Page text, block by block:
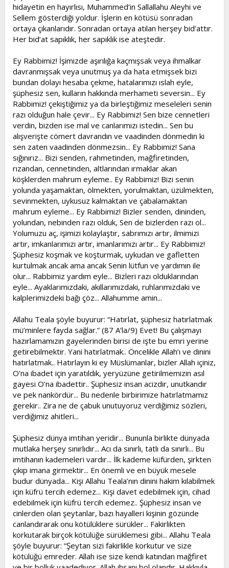
hidayetin en hayırlısı, Muhammed’in Sallallahu Aleyhi ve
Sellem gösterdiği yoldur. İşlerin en kötüsü sonradan
ortaya çıkanlarıdır. Sonradan ortaya atılan herşey bid’attır.
Her bid’at sapıklık, her sapıklık ise ateştedir.
Ey Rabbimiz! İşimizde aşırılığa kaçmışsak veya ihmalkar
davranmışsak veya unutmuş ya da hata etmişsek bizi
bundan dolayı hesaba çekme, hatalarımızı ıslah eyle,
şüphesiz sen, kulların hakkında merhameti seversin... Ey
Rabbimiz! çekiştiğimiz ya da birleştiğimiz meseleleri senin
razı olduğun hale çevir... Ey Rabbimiz! Sen bize cennetleri
verdin, bizden ise mal ve canlarımızı istedin... Sen bu
alışverişte cömert davrandın ve vaadinden dönmedin ki
sen zaten vaadinden dönmezsin... Ey Rabbimiz! Sana
sığınırız... Bizi senden, rahmetinden, mağfiretinden,
rızandan, cennetinden, altlarından ırmaklar akan
köşklerden mahrum eyleme.. Ey Rabbimiz! Bizi senin
yolunda yaşamaktan, ölmekten, yorulmaktan, üzülmekten,
sevinmekten, uykusuz kalmaktan ve çabalamaktan
mahrum eyleme... Ey Rabbimiz! Bizler senden, dininden,
yolundan, nebinden razı olduk, Sen de bizlerden razı ol...
Yolumuzu aç, işimizi kolaylaştır, sabrımızı artır, ilmimizi
artır, imkanlarımızı artır, imanlarımızı artır... Ey Rabbimiz!
Şüphesiz koşmak ve koşturmak, uykudan ve gafletten
kurtulmak ancak ama ancak Senin lütfun ve yardımın ile
olur... Rabbimiz yardım eyle... Bizleri razı olduklarından
eyle... Ayaklarımızdaki, akıllarımızdaki, ruhlarımızdaki ve
kalplerimizdeki bağı çöz... Allahumme amin...
Allahu Teala şöyle buyurur: “Hatırlat, şüphesiz hatırlatmak
mü’minlere fayda sağlar.” (87 A’la/9) Evet! Bu çalışmayı
hazırlamamızın gayelerinden birisi de işte bu emri yerine
getirebilmektir. Yani hatırlatmak.. Öncelikle Allah’ı ve dinini
hatırlatmak.. Hatırlayın ki ey Müslümanlar, bizler Allah içiniz,
O’na ibadet için yaratıldık, yeryüzüne getirilmemizin asıl
gayesi O’na ibadettir.. Şüphesiz insan acizdir, unutkandır
ve pek nankördür... Bu nedenle birbirimize hatırlatmamız
gerekir.. Zira ne de çabuk unutuyoruz verdiğimiz sözleri,
verdiğimiz ahitleri...
Şüphesiz dünya imtihan yeridir... Bununla birlikte dünyada
mutlaka herşey sınırlıdır... Acı da sınırlı, tatlı da sınırlı... Bu
imtihanın kademeleri vardır... İlk kademe küfürden, şirkten
çıkıp imana girmektir... En önemli ve en büyük mesele
budur dünyada... Kişi Allahu Teala’nın dinini hakim kılabilmek
için küfrü tercih edemez... Kişi davet edebilmek için, cihad
edebilmek için küfrü tercih edemez.. Şüphesiz insan ve
cinlerden olan şeytanlar, bazı hayalleri kişinin gözünde
canlandırarak onu kötülüklere sürükler... Fakirlikten
korkutarak birçok kötülüğe sürüklemesi gibi... Allahu Teala
şöyle buyurur: “Şeytan sizi fakirlikle korkutur ve size
kötülüğü emreder. Allah ise size kendi katından mağfiret